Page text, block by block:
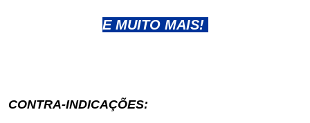
E MUITO MAIS!
CONTRA-INDICAÇÕES: